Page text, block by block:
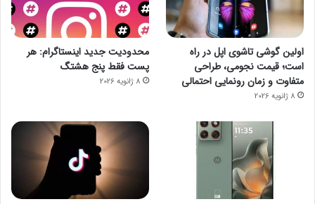
اولین گوشی تاشوی اپل در راه
است؛ قیمت نجومی، طراحی
متفاوت و زمان رونمایی احتمالی
8 ژانویه 2026
محدودیت جدید اینستاگرام: هر
پست فقط پنج هشتگ
8 ژانویه 2026